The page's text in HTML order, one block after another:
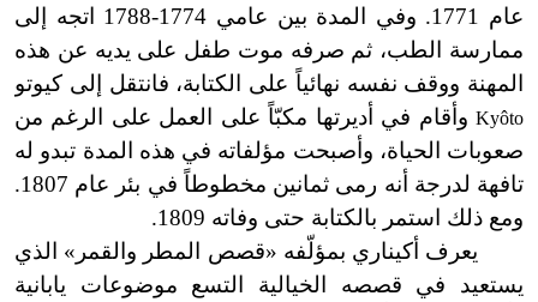
عام 1771. وفي المدة بين عامي 1774
-
1788 اتجه إلى
ممارسة الطب، ثم صرفه موت طفل على يديه عن هذه
المهنة ووقف نفسه نهائياً على الكتابة، فانتقل إلى كيوتو
Kyôto وأقام في أديرتها مكبّاً على العمل على الرغم من
صعوبات الحياة، وأصبحت مؤلفاته في هذه المدة تبدو له
تافهة لدرجة أنه رمى ثمانين مخطوطاً في بئر عام 1807.
ومع ذلك استمر بالكتابة حتى وفاته 1809.
يعرف أكيناري بمؤلّفه «قصص المطر والقمر» الذي
يستعيد في قصصه الخيالية التسع موضوعات يابانية